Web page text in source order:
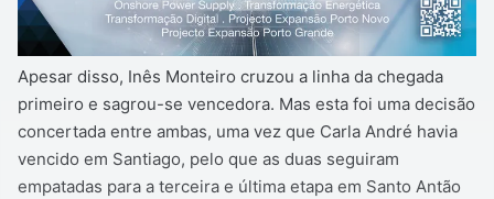
Apesar disso, Inês Monteiro cruzou a linha da chegada
primeiro e sagrou-se vencedora. Mas esta foi uma decisão
concertada entre ambas, uma vez que Carla André havia
vencido em Santiago, pelo que as duas seguiram
empatadas para a terceira e última etapa em Santo Antão